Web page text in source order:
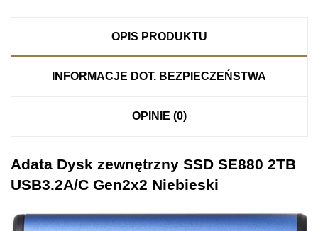
OPIS PRODUKTU
INFORMACJE DOT. BEZPIECZEŃSTWA
OPINIE (0)
Adata Dysk zewnętrzny SSD SE880 2TB
USB3.2A/C Gen2x2 Niebieski